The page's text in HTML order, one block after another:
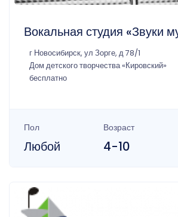
Вокальная студия «Звуки
г Новосибирск, ул Зорге, д 78/1
Дом детского творчества «Кировский»
бесплатно
Пол
Любой
Возраст
4-10